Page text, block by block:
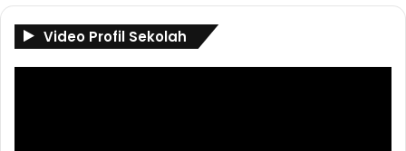
Video Profil Sekolah